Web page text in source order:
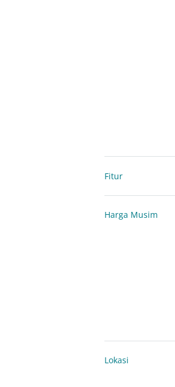
Fitur
Harga Musim
Lokasi